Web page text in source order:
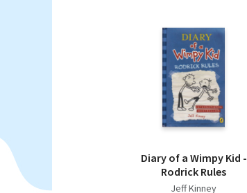
Diary of a Wimpy Kid -
Rodrick Rules
Jeff Kinney